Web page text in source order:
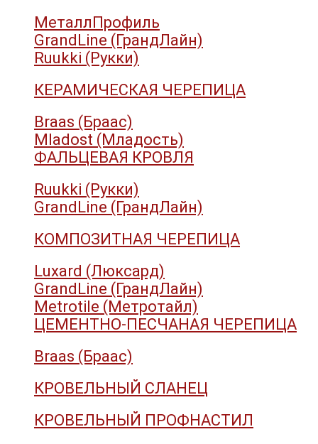
МеталлПрофиль
GrandLine (ГрандЛайн)
Ruukki (Рукки)
КЕРАМИЧЕСКАЯ ЧЕРЕПИЦА
Braas (Браас)
Mladost (Младость)
ФАЛЬЦЕВАЯ КРОВЛЯ
Ruukki (Рукки)
GrandLine (ГрандЛайн)
КОМПОЗИТНАЯ ЧЕРЕПИЦА
Luxard (Люксард)
GrandLine (ГрандЛайн)
Metrotile (Метротайл)
ЦЕМЕНТНО-ПЕСЧАНАЯ ЧЕРЕПИЦА
Braas (Браас)
КРОВЕЛЬНЫЙ СЛАНЕЦ
КРОВЕЛЬНЫЙ ПРОФНАСТИЛ